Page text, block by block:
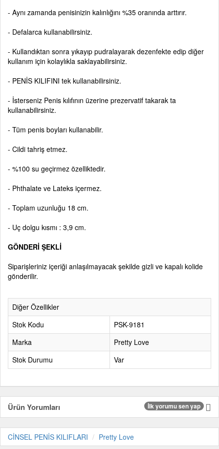
- Aynı zamanda penisinizin kalınlığını %35 oranında arttırır.
- Defalarca kullanabilirsiniz.
- Kullandıktan sonra yıkayıp pudralayarak dezenfekte edip diğer
kullanım için kolaylıkla saklayabilirsiniz.
- PENİS KILIFINI tek kullanabilirsiniz.
- İsterseniz Penis kılıfının üzerine prezervatif takarak ta
kullanabilirsiniz.
- Tüm penis boyları kullanabilir.
- Cildi tahriş etmez.
- %100 su geçirmez özelliktedir.
- Phthalate ve Lateks içermez.
- Toplam uzunluğu 18 cm.
- Uç dolgu kısmı : 3,9 cm.
GÖNDERİ ŞEKLİ
Siparişleriniz içeriği anlaşılmayacak şekilde gizli ve kapalı kolide
gönderilir.
Diğer Özellikler
Stok Kodu
PSK-9181
Marka
Pretty Love
Stok Durumu
Var
Ürün Yorumları İlk yorumu sen yap
CİNSEL PENİS KILIFLARI Pretty Love